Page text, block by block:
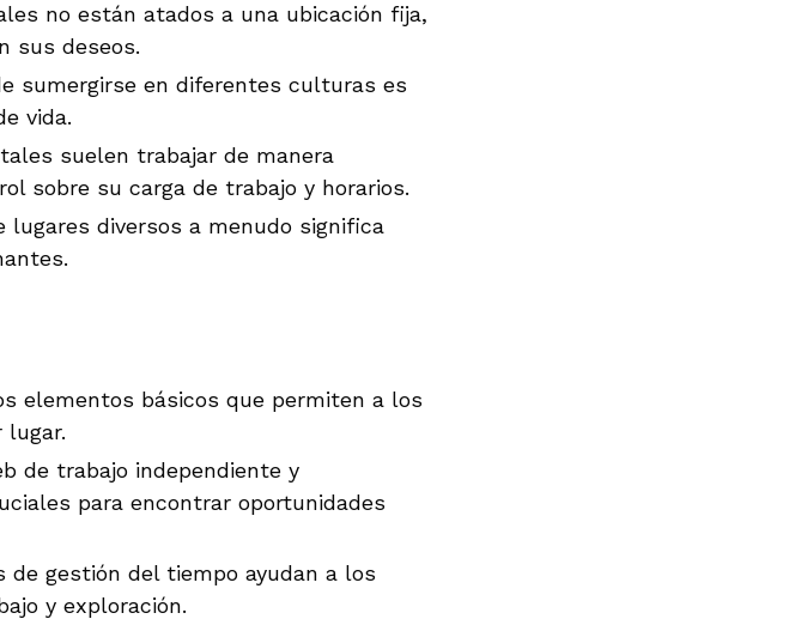
no están atados a una ubicación fija,
sus deseos.
sumergirse en diferentes culturas es
vida.
suelen trabajar de manera
sobre su carga de trabajo y horarios.
lugares diversos a menudo significa
elementos básicos que permiten a los
lugar.
de trabajo independiente y
para encontrar oportunidades
de gestión del tiempo ayudan a los
y exploración.